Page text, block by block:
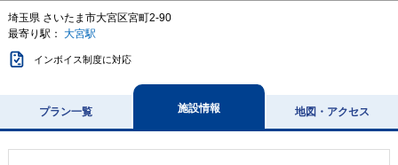
埼玉県 さいたま市大宮区宮町2-90
最寄り駅： 大宮駅
インボイス制度に対応
プラン一覧 施設情報 地図・アクセス